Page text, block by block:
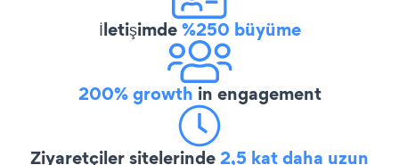
İletişimde%250 büyüme
200% growth in engagement
Ziyaretçiler sitelerinde2,5 kat daha uzun